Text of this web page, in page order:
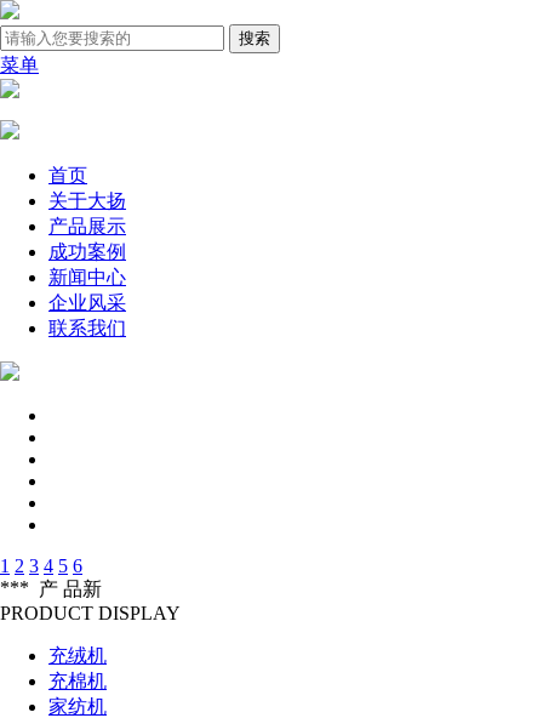
菜单
首页
关于大扬
产品展示
成功案例
新闻中心
企业风采
联系我们
1 2 3 4 5 6
***
新
产 品
PRODUCT DISPLAY
充绒机
充棉机
家纺机